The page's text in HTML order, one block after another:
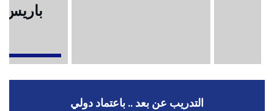
باريس
التدريب عن بعد .. باعتماد دولي